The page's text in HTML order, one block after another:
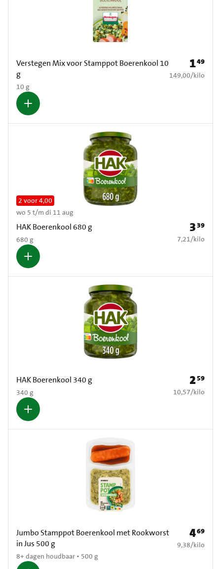
Verstegen Mix voor Stamppot Boerenkool 10
g
10 g
Prijs: €
149
€ 149,00 per kilo
149,00/kilo
HAK Boerenkool 680 g
680 g
2 voor 4,00
wo 5 t/m di 11 aug
Prijs: €
339
€ 7,21 per kilo
7,21/kilo
HAK Boerenkool 340 g
340 g
Prijs: €
259
€ 10,57 per kilo
10,57/kilo
Jumbo Stamppot Boerenkool met Rookworst
in Jus 500 g
8+ dagen houdbaar • 500 g
Prijs: €
469
€ 9,38 per kilo
9,38/kilo